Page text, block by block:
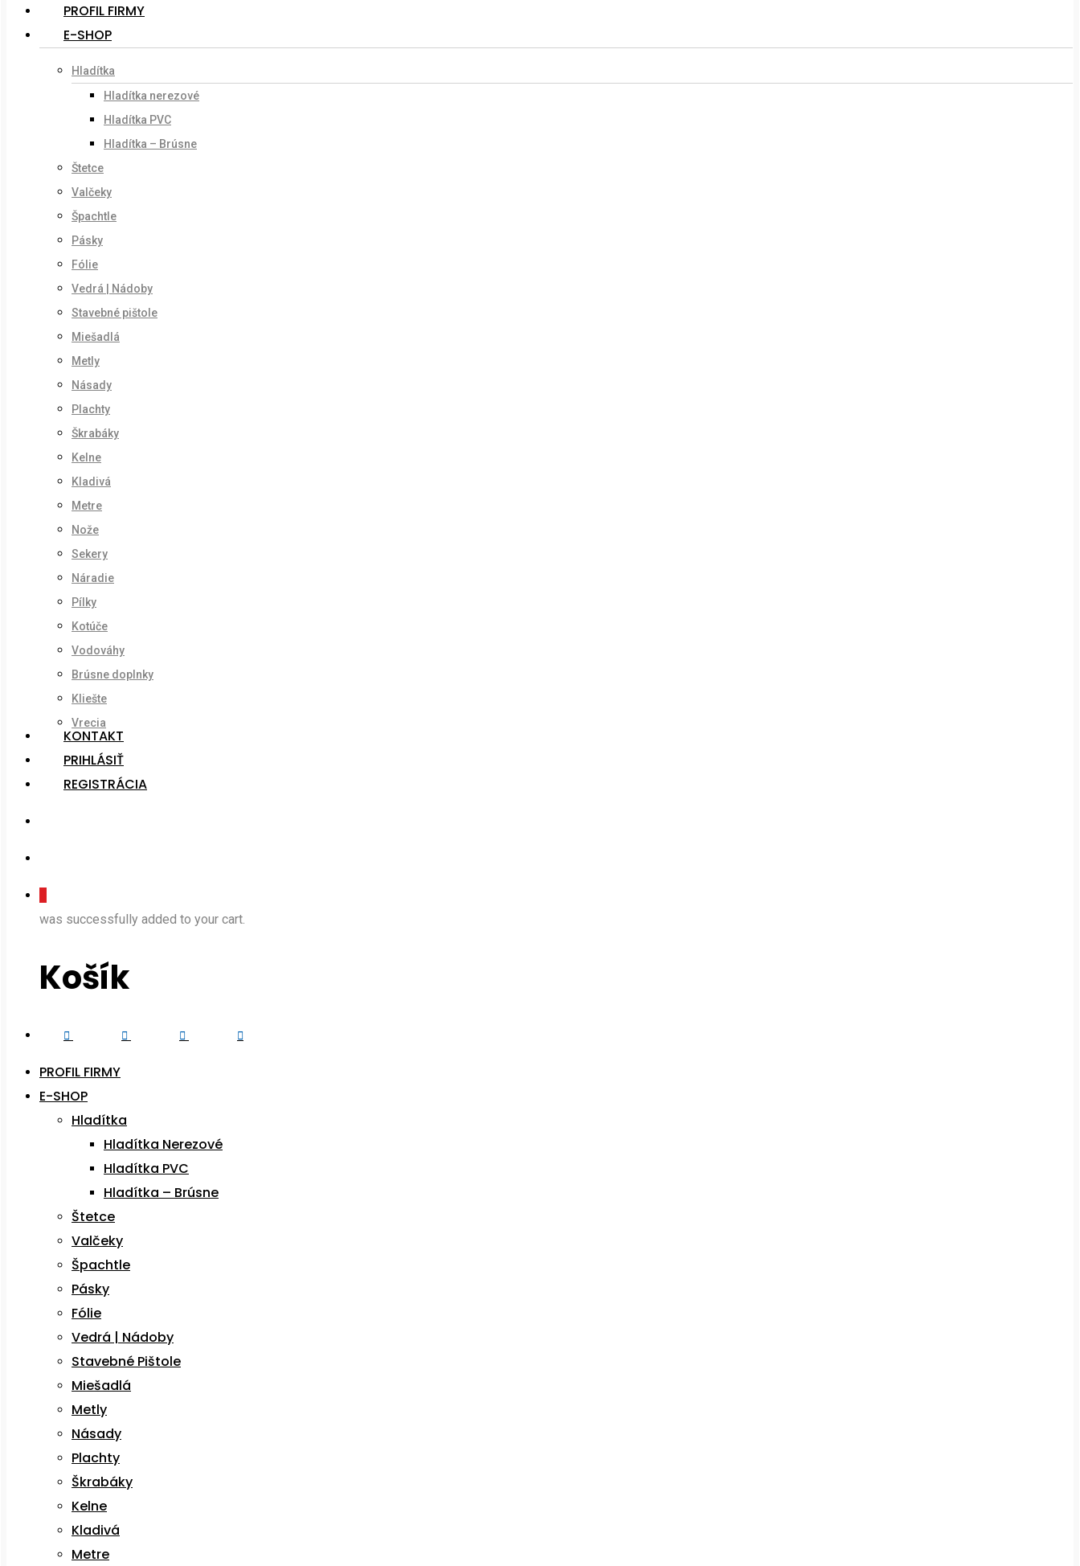
PROFIL FIRMY
E-SHOP
Hladítka
Hladítka nerezové
Hladítka PVC
Hladítka – Brúsne
Štetce
Valčeky
Špachtle
Pásky
Fólie
Vedrá | Nádoby
Stavebné pištole
Miešadlá
Metly
Násady
Plachty
Škrabáky
Kelne
Kladivá
Metre
Nože
Sekery
Náradie
Pílky
Kotúče
Vodováhy
Brúsne doplnky
Kliešte
Vrecia
KONTAKT
PRIHLÁSIŤ
REGISTRÁCIA
was successfully added to your cart.
Košík
FacebookInstagramPhone Email
PROFIL FIRMY
E-SHOP
Hladítka
Hladítka Nerezové
Hladítka PVC
Hladítka – Brúsne
Štetce
Valčeky
Špachtle
Pásky
Fólie
Vedrá | Nádoby
Stavebné Pištole
Miešadlá
Metly
Násady
Plachty
Škrabáky
Kelne
Kladivá
Metre